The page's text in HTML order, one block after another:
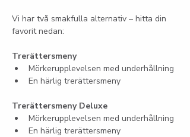
Vi har två smakfulla alternativ – hitta din
favorit nedan:
Trerättersmeny
Mörkerupplevelsen med underhållning
En härlig trerättersmeny
Trerättersmeny Deluxe
Mörkerupplevelsen med underhållning
En härlig trerättersmeny